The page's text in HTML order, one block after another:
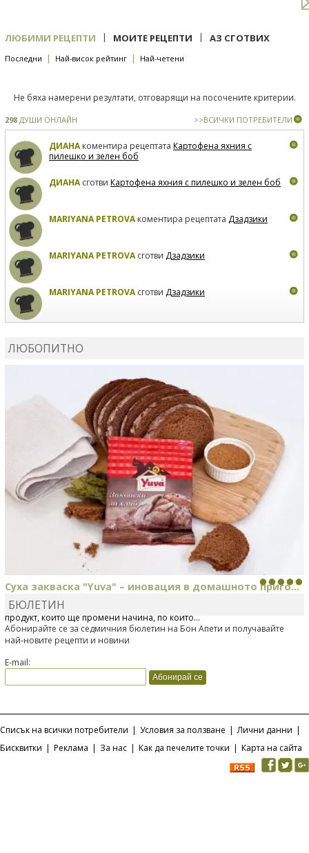
ЛЮБИМИ РЕЦЕПТИ | МОИТЕ РЕЦЕПТИ | АЗ СГОТВИХ
Последни | Най-висок рейтинг | Най-четени
Не бяха намерени резултати, отговарящи на посочените критерии.
298 ДУШИ ОНЛАЙН >>ВСИЧКИ ПОТРЕБИТЕЛИ
ДИАНАкоментира рецептата Картофена яхния с
пилешко и зелен боб
ДИАНАсготви Картофена яхния с пилешко и зелен боб
MARIYANA PETROVAкоментира рецептата Дзадзики
MARIYANA PETROVAсготви Дзадзики
MARIYANA PETROVAсготви Дзадзики
ЛЮБОПИТНО
Суха закваска "Yuva" – иновация в домашното приго...
Отскоро Лесафр България стартира предлагането на изцяло нов
продукт, който ще промени начина, по който...
БЮЛЕТИН
Абонирайте се за седмичния бюлетин на Бон Апети и получавайте
най-новите рецепти и новини
E-mail:
Списък на всички потребители | Условия за ползване | Лични данни |
Бисквитки | Реклама | За нас | Как да печелите точки | Карта на сайта